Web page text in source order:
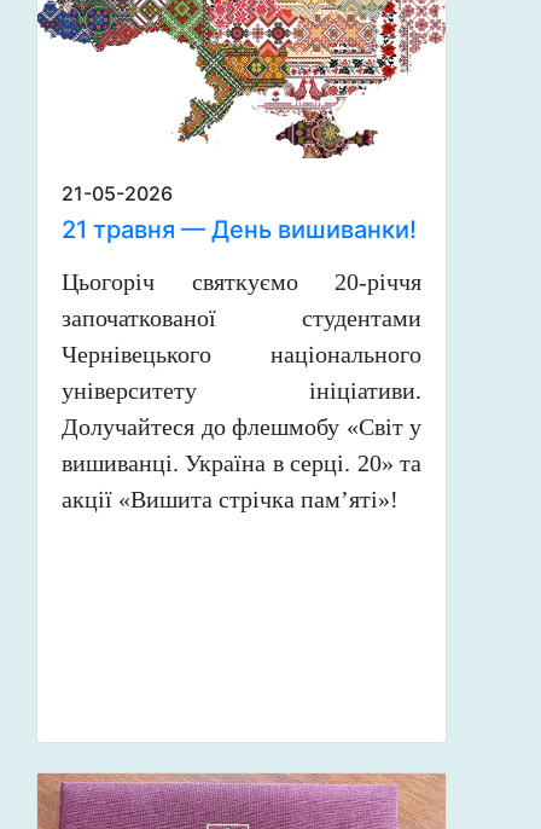
21-05-2026
21 травня — День вишиванки!
Цьогоріч святкуємо 20-річчя
започаткованої студентами
Чернівецького національного
університету ініціативи.
Долучайтеся до флешмобу «Світ у
вишиванці. Україна в серці. 20» та
акції «Вишита стрічка памʼяті»!